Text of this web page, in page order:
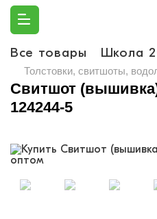
Все товары Школа
Толстовки, свитшоты,
Свитшот
124244-5